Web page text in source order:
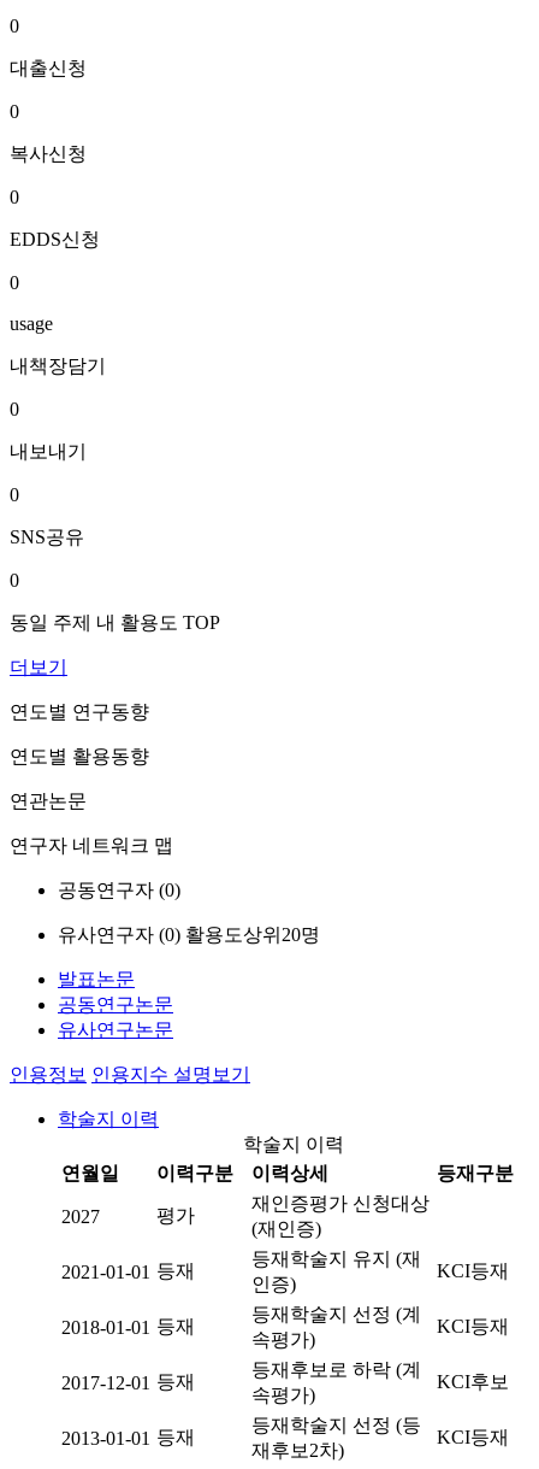
0
대출신청
0
복사신청
0
EDDS신청
0
usage
내책장담기
0
내보내기
0
SNS공유
0
동일 주제 내 활용도 TOP
더보기
연도별 연구동향
연도별 활용동향
연관논문
연구자 네트워크 맵
공동연구자 (0)
유사연구자 (0) 활용도상위20명
발표논문
공동연구논문
유사연구논문
인용정보 인용지수 설명보기
학술지 이력
학술지 이력
연월일
이력구분 이력상세 등재구분
2027 평가
재인증평가 신청대상
(재인증)
2021-01-01 등재
등재학술지 유지 (재
인증)
KCI등재
2018-01-01 등재
등재학술지 선정 (계
속평가)
KCI등재
2017-12-01 등재
등재후보로 하락 (계
속평가)
KCI후보
2013-01-01 등재
등재학술지 선정 (등
재후보2차)
KCI등재